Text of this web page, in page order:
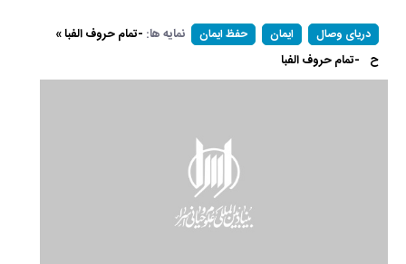
دریای وصال ایمان حفظ ایمان نمایه ها: -تمام حروف الفبا »
ح -تمام حروف الفبا